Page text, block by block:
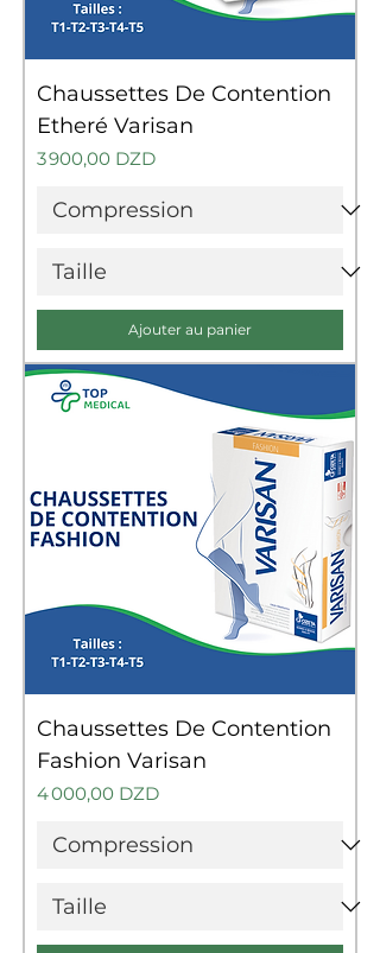
Chaussettes De Contention
Etheré Varisan
Prix
3 900,00 DZD
Ajouter au panier
Chaussettes De Contention
Fashion Varisan
Prix
4 000,00 DZD